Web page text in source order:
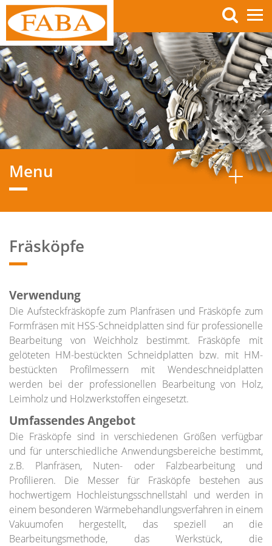
Menu
NEUE PRODUKTE
Zerspaner
Aufsteckfräser
Minizinkenfräser
Fräsköpfe
Schaftwerkzeuge
Bohrer
Schneidmesser, Ersatzteile
Spannsysteme
Werkzeuge für die Fenster- und Türenherstellung
Werkzeuge für Sonderanwendungen
BESCHICHTUNGEN
HP- und HX-Beschichtungen
Beschichtungen für Dünnschnitt-Sägeblätter
BROSCHÜRE
Sägeblätter SEMPIRO LINE
Werkzeuge zur Herstellung von Möbelfronten
Fräsköpfe
Verwendung
Die Aufsteckfräsköpfe zum Planfräsen und Fräsköpfe zum
Formfräsen mit HSS-Schneidplatten sind für professionelle
Bearbeitung von Weichholz bestimmt. Fräsköpfe mit
gelöteten HM-bestückten Schneidplatten bzw. mit HM-
bestückten Profilmessern mit Wendeschneidplatten
werden bei der professionellen Bearbeitung von Holz,
Leimholz und Holzwerkstoffen eingesetzt.
Umfassendes Angebot
Die Fräsköpfe sind in verschiedenen Größen verfügbar
und für unterschiedliche Anwendungsbereiche bestimmt,
z.B. Planfräsen, Nuten- oder Falzbearbeitung und
Profilieren. Die Messer für Fräsköpfe bestehen aus
hochwertigem Hochleistungsschnellstahl und werden in
einem besonderen Wärmebehandlungsverfahren in einem
Vakuumofen hergestellt, das speziell an die
Bearbeitungsmethode, das Werkstück, die